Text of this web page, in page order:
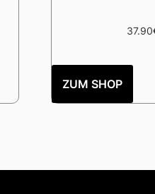
37.90
ZUM SHOP